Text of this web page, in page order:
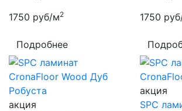
1750 руб/м2
Подробнее
1750
акция
акция
SPC